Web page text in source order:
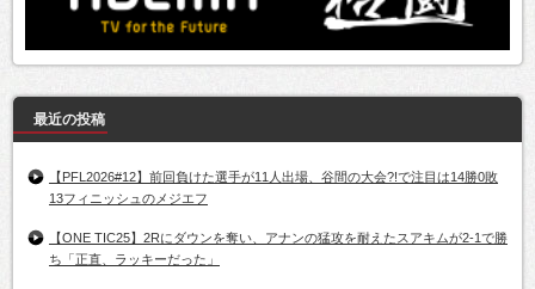
最近の投稿
【PFL2026#12】前回負けた選手が11人出場、谷間の大会?!で注目は14勝0敗
13フィニッシュのメジエフ
【ONE TIC25】2Rにダウンを奪い、アナンの猛攻を耐えたスアキムが2-1で勝
ち「正直、ラッキーだった」